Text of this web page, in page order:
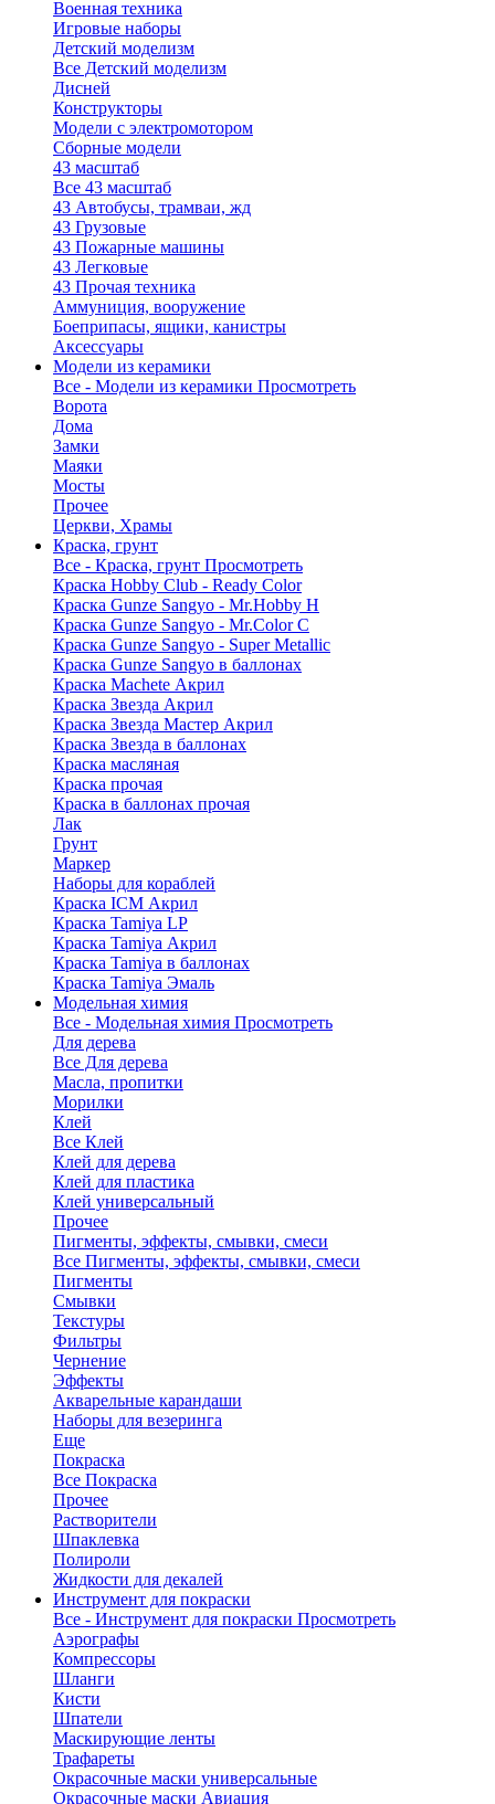
Военная техника
Игровые наборы
Детский моделизм
Все Детский моделизм
Дисней
Конструкторы
Модели с электромотором
Сборные модели
43 масштаб
Все 43 масштаб
43 Автобусы, трамваи, жд
43 Грузовые
43 Пожарные машины
43 Легковые
43 Прочая техника
Аммуниция, вооружение
Боеприпасы, ящики, канистры
Аксессуары
Модели из керамики
Все - Модели из керамики Просмотреть
Ворота
Дома
Замки
Маяки
Мосты
Прочее
Церкви, Храмы
Краска, грунт
Все - Краска, грунт Просмотреть
Краска Hobby Club - Ready Color
Краска Gunze Sangyo - Mr.Hobby H
Краска Gunze Sangyo - Mr.Color C
Краска Gunze Sangyo - Super Metallic
Краска Gunze Sangyo в баллонах
Краска Machete Акрил
Краска Звезда Акрил
Краска Звезда Мастер Акрил
Краска Звезда в баллонах
Краска масляная
Краска прочая
Краска в баллонах прочая
Лак
Грунт
Маркер
Наборы для кораблей
Краска ICM Акрил
Краска Tamiya LP
Краска Tamiya Акрил
Краска Tamiya в баллонах
Краска Tamiya Эмаль
Модельная химия
Все - Модельная химия Просмотреть
Для дерева
Все Для дерева
Масла, пропитки
Морилки
Клей
Все Клей
Клей для дерева
Клей для пластика
Клей универсальный
Прочее
Пигменты, эффекты, смывки, смеси
Все Пигменты, эффекты, смывки, смеси
Пигменты
Смывки
Текстуры
Фильтры
Чернение
Эффекты
Акварельные карандаши
Наборы для везеринга
Еще
Покраска
Все Покраска
Прочее
Растворители
Шпаклевка
Полироли
Жидкости для декалей
Инструмент для покраски
Все - Инструмент для покраски Просмотреть
Аэрографы
Компрессоры
Шланги
Кисти
Шпатели
Маскирующие ленты
Трафареты
Окрасочные маски универсальные
Окрасочные маски Авиация